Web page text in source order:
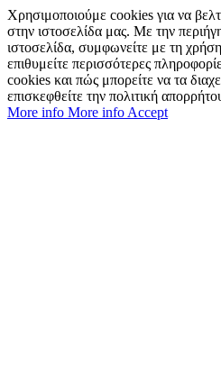
Χρησιμοποιούμε cookies για να
στην ιστοσελίδα μας. Με την
ιστοσελίδα, συμφωνείτε με τη
επιθυμείτε περισσότερες
cookies και πώς μπορείτε να τα
επισκεφθείτε την πολιτική
More info More info Accept